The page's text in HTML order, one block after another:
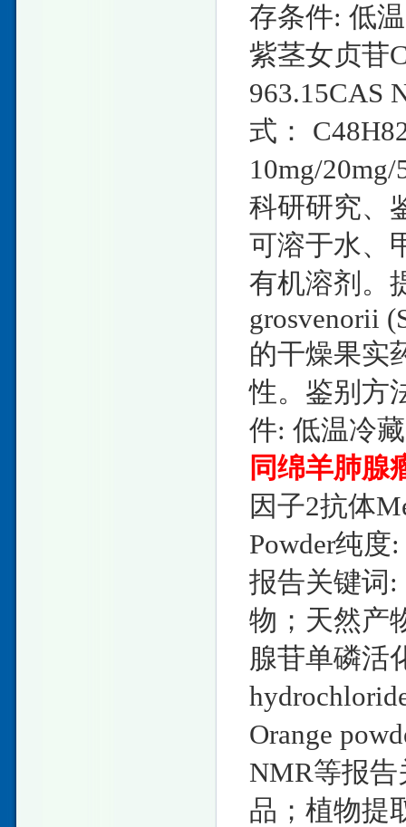
存条件: 低
紫茎女贞苷
963.15CAS
式：
10mg/
科研研究、
可溶于水、
有机溶剂。
grosvenorii
的干燥果实
性。鉴别方
件: 低温冷
同绵羊肺腺
因子2抗体
Powder纯
报告关键词
物；天然产
腺苷单磷活
Orange
NMR等报
品；植物提